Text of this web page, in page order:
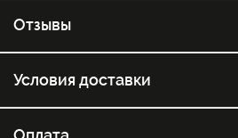
Отзывы
Условия доставки